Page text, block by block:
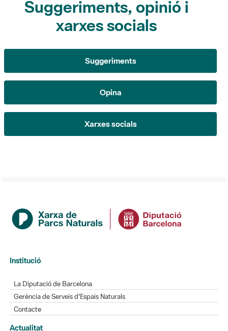
Suggeriments
Opina
Xarxes socials
Institució
Gerència de Serveis d'Espais Naturals
Actualitat
L'Informatiu dels Parcs
Gaudim als Parcs